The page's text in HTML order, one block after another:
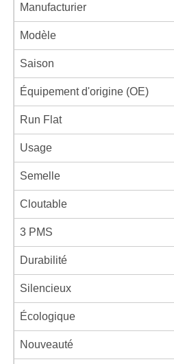
Manufacturier
Modèle
Saison
Équipement d'origine (OE)
Run Flat
Usage
Semelle
Cloutable
3 PMS
Durabilité
Silencieux
Écologique
Nouveauté